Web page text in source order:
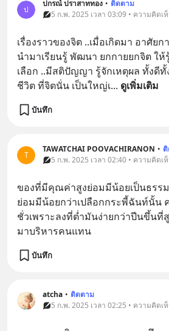
ป
ปกรณ์ ปราสาททอง • ติดตาม
5 ก.พ. 2025 เวลา 03:09 • ความคิดเ
เรื่องราวของจิต ..เมื่อเกิดมา อาศัย
นำมาเรียนรู้ พัฒนา ยกกายยกจิต ใ
เลือก ..มีสติปัญญา รู้จักเหตุผล ทั้งดีทั้
ชีวิต ที่จิตนั่น เป็นใหญ่เ... ดูเพิ่มเติม
บันทึก
T
TAWATCHAI POOVACHIRANON •
5 ก.พ. 2025 เวลา 02:40 • ความคิดเ
ของที่มีคุณค่าสูงย่อมมีน้อยเป็นธรร
ย่อมมีน้อยกว่าเปลือกกระพี้ฉันท์นั้น
ชั่วเพราะลงที่ต่ำมันง่ายกว่าปีนขึ้นที่
มาบริหารคนแทน
บันทึก
atcha • ติดตาม
5 ก.พ. 2025 เวลา 02:25 • ความคิดเ